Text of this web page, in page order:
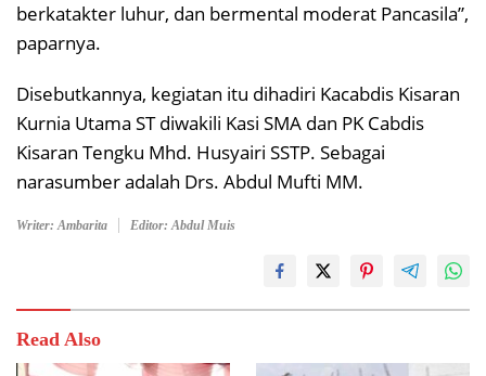
berkatakter luhur, dan bermental moderat Pancasila”,
paparnya.
Disebutkannya, kegiatan itu dihadiri Kacabdis Kisaran
Kurnia Utama ST diwakili Kasi SMA dan PK Cabdis
Kisaran Tengku Mhd. Husyairi SSTP. Sebagai
narasumber adalah Drs. Abdul Mufti MM.
Writer: Ambarita Editor: Abdul Muis
Read Also